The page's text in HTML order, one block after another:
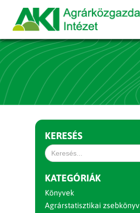
KERESÉS
Search
for:
KATEGÓRIÁK
Könyvek
Agrárstatisztikai zsebkönyv